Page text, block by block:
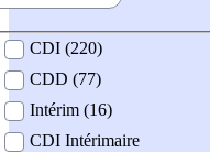
contrat
CDI (220)
CDD (77)
Intérim (16)
CDI Intérimaire